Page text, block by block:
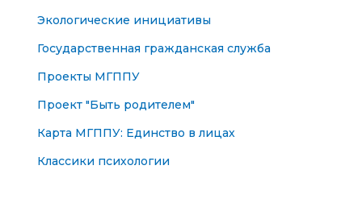
Экологические инициативы
Государственная гражданская служба
Проекты МГППУ
Проект "Быть родителем"
Карта МГППУ: Единство в лицах
Классики психологии